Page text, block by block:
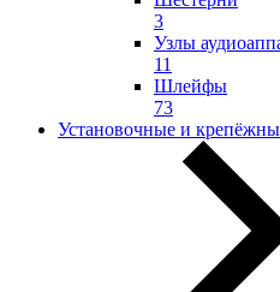
3
Узлы
11
Шлейфы
73
Установочные и